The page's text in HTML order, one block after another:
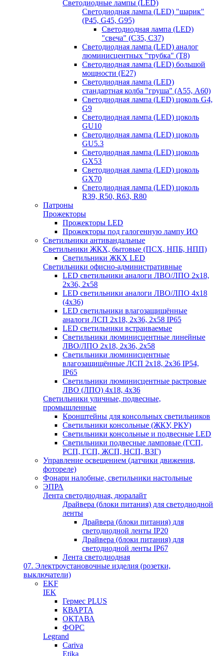
Светодиодные лампы (LED)
Светодиодная лампа (LED) "шарик"
(P45, G45, G95)
Светодиодная лампа (LED)
"свеча" (С35, С37)
Светодиодная лампа (LED) аналог
люминисцентных "трубка" (T8)
Светодиодная лампа (LED) большой
мощности (Е27)
Светодиодная лампа (LED)
стандартная колба "груша" (А55, А60)
Светодиодная лампа (LED) цоколь G4,
G9
Светодиодная лампа (LED) цоколь
GU10
Светодиодная лампа (LED) цоколь
GU5.3
Светодиодная лампа (LED) цоколь
GX53
Светодиодная лампа (LED) цоколь
GX70
Светодиодная лампа (LED) цоколь
R39, R50, R63, R80
Патроны
Прожекторы
Прожекторы LED
Прожекторы под галогенную лампу ИО
Светильники антивандальные
Светильники ЖКХ, бытовые (ПСХ, НПБ, НПП)
Светильники ЖКХ LED
Светильники офисно-административные
LED светильники аналоги ЛВО/ЛПО 2х18,
2х36, 2х58
LED светильники аналоги ЛВО/ЛПО 4х18
(4х36)
LED светильники влагозащищённые
аналоги ЛСП 2х18, 2х36, 2х58 IP65
LED светильники встраиваемые
Светильники люминисцентные линейные
ЛВО/ЛПО 2х18, 2х36, 2х58
Светильники люминисцентные
влагозащищённые ЛСП 2х18, 2х36 IP54,
IP65
Светильники люминисцентные растровые
ЛВО (ЛПО) 4х18, 4х36
Светильники уличные, подвесные,
промышленные
Кронштейны для консольных светильников
Светильники консольные (ЖКУ, РКУ)
Светильники консольные и подвесные LED
Светильники подвесные ламповые (ГСП,
РСП, ГСП, ЖСП, НСП, ВЗГ)
Управление освещением (датчики движения,
фотореле)
Фонари налобные, светильники настольные
ЭПРА
Лента светодиодная, дюралайт
Драйвера (блоки питания) для светодиодной
ленты
Драйвера (блоки питания) для
светодиодной ленты IP20
Драйвера (блоки питания) для
светодиодной ленты IP67
Лента светодиодная
07. Электроустановочные изделия (розетки,
выключатели)
EKF
IEK
Гермес PLUS
КВАРТА
ОКТАВА
ФОРС
Legrand
Cariva
Etika